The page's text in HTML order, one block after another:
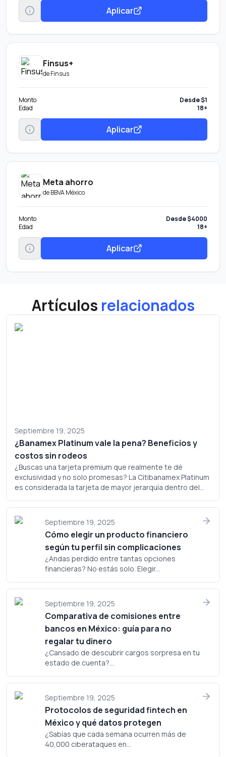
Aplicar
Finsus+
deFinsus
Monto
Desde $1
Edad
18+
Aplicar
Meta ahorro
deBBVA México
Monto
Desde $4000
Edad
18+
Aplicar
Artículos relacionados
Septiembre 19, 2025
¿Banamex Platinum vale la pena? Beneficios y
costos sin rodeos
¿Buscas una tarjeta premium que realmente te dé
exclusividad y no solo promesas? La Citibanamex Platinum
es considerada la tarjeta de mayor jerarquía dentro del
costo? Analicemos a fondo si este plástico merece un
lugar en tu cartera.Septiembre 19, 2025
Cómo elegir un producto financiero
según tu perfil sin complicaciones
¿Andas perdido entre tantas opciones
financieras? No estás solo. Elegir...
Septiembre 19, 2025
Comparativa de comisiones entre
bancos en México: guía para no
regalar tu dinero
¿Cansado de descubrir cargos sorpresa en tu
estado de cuenta?...
Septiembre 19, 2025
Protocolos de seguridad fintech en
México y qué datos protegen
¿Sabías que cada semana ocurren más de
40,000 ciberataques en...